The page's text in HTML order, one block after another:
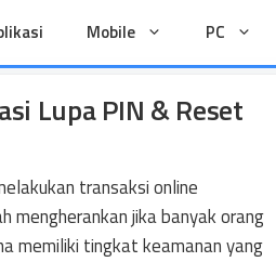
Mobile PC
Lupa PIN & Reset
transaksi online
mengherankan jika banyak orang
memiliki tingkat keamanan yang